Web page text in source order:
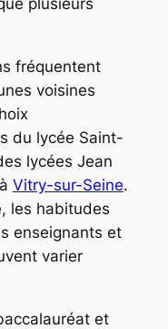
plusieurs
fréquentent
voisines
du lycée Saint-
lycées Jean
Vitry-sur-Seine.
les habitudes
enseignants et
varier
et